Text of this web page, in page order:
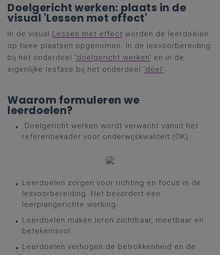
Doelgericht werken: plaats in de
visual 'Lessen met effect'
In de visual Lessen met effect worden de leerdoelen
op twee plaatsen opgenomen. In de lesvoorbereiding
bij het onderdeel 'doelgericht werken' en in de
eigenlijke lesfase bij het onderdeel 'doel'
Waarom formuleren we
leerdoelen?
Doelgericht werken wordt verwacht vanuit het
referentiekader voor onderwijskwaliteit (OK).
Leerdoelen zorgen voor richting en focus in de
lesvoorbereiding. Het bevordert een
leerplangerichte werking.
Leerdoelen maken leren zichtbaar, meetbaar en
betekenisvol.
Leerdoelen verhogen de betrokkenheid en de